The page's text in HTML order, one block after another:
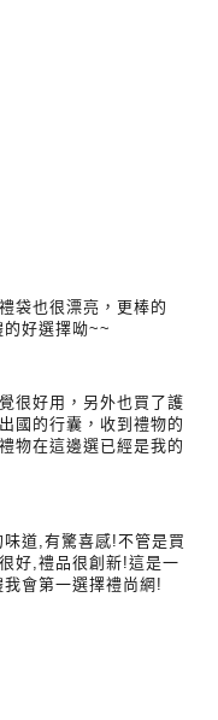
袋也很漂亮，更棒的
好選擇呦~~
很好用，另外也買了護
國的行囊，收到禮物的
物在這邊選已經是我的
道,有驚喜感!不管是買
好,禮品很創新!這是一
會第一選擇禮尚網!